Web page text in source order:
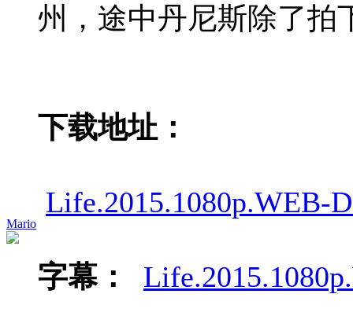
Mario
州，途中丹尼斯除了拍
下载地址：
Life.2015.1080p.WEB-
字幕：